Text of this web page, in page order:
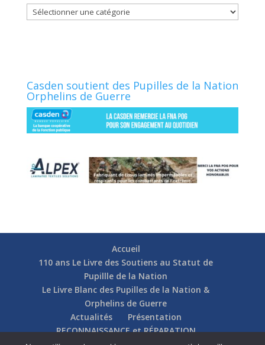
Catégories
Casden soutient des Pupilles de la Nation
Orphelins de Guerre
Accueil
110 ans Le Livre des Soutiens au Statut de
Pupillle de la Nation
Le Livre Blanc des Pupilles de la Nation &
Orphelins de Guerre
Actualités
Présentation
RECONNAISSANCE et RÉPARATION